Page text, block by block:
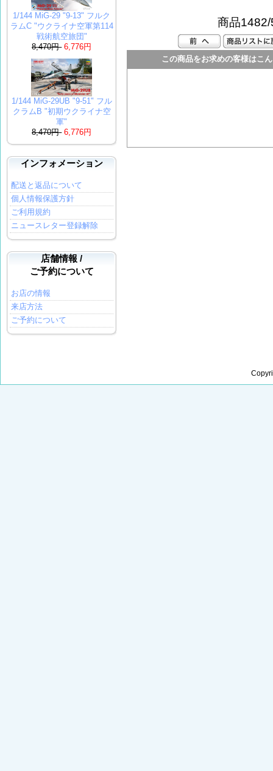
1/144 MiG-29 "9-13" フルク
ラムC "ウクライナ空軍第114
戦術航空旅団"
8,470円 6,776円
1/144 MiG-29UB "9-51" フル
クラムB "初期ウクライナ空
軍"
8,470円 6,776円
インフォメーション
配送と返品について
個人情報保護方針
ご利用規約
ニュースレター登録解除
店舗情報 /
ご予約について
お店の情報
来店方法
ご予約について
商品
この商品をお求めの客様はこ